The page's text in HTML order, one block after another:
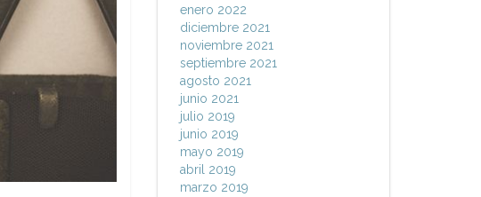
enero 2022
diciembre 2021
noviembre 2021
septiembre 2021
agosto 2021
junio 2021
julio 2019
junio 2019
mayo 2019
abril 2019
marzo 2019